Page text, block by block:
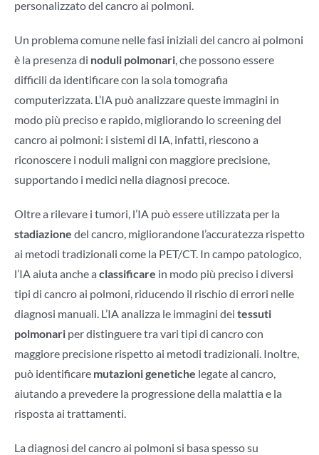
personalizzato del cancro ai polmoni.
Un problema comune nelle fasi iniziali del cancro ai polmoni
è la presenza di noduli polmonari, che possono essere
difficili da identificare con la sola tomografia
computerizzata. L’IA può analizzare queste immagini in
modo più preciso e rapido, migliorando lo screening del
cancro ai polmoni: i sistemi di IA, infatti, riescono a
riconoscere i noduli maligni con maggiore precisione,
supportando i medici nella diagnosi precoce.
Oltre a rilevare i tumori, l’IA può essere utilizzata per la
stadiazione del cancro, migliorandone l’accuratezza rispetto
ai metodi tradizionali come la PET/CT. In campo patologico,
l’IA aiuta anche a classificare in modo più preciso i diversi
tipi di cancro ai polmoni, riducendo il rischio di errori nelle
diagnosi manuali. L’IA analizza le immagini dei tessuti
polmonariper distinguere tra vari tipi di cancro con
maggiore precisione rispetto ai metodi tradizionali. Inoltre,
può identificare mutazioni genetiche legate al cancro,
aiutando a prevedere la progressione della malattia e la
risposta ai trattamenti.
La diagnosi del cancro ai polmoni si basa spesso su